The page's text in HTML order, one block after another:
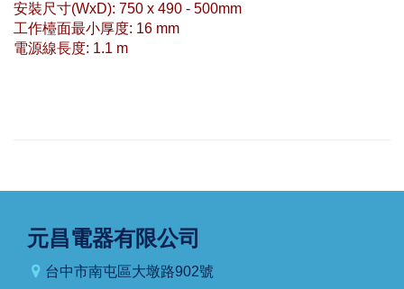
安裝尺寸(WxD): 750 x 490 - 500mm
工作檯面最小厚度: 16 mm
電源線長度: 1.1 m
元昌電器有限公司
台中市南屯區大墩路902號